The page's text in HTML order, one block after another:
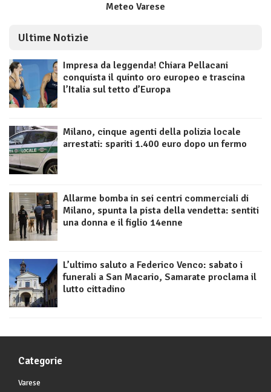
Meteo Varese
Ultime Notizie
Impresa da leggenda! Chiara Pellacani
conquista il quinto oro europeo e trascina
l’Italia sul tetto d’Europa
Milano, cinque agenti della polizia locale
arrestati: spariti 1.400 euro dopo un fermo
Allarme bomba in sei centri commerciali di
Milano, spunta la pista della vendetta: sentiti
una donna e il figlio 14enne
L’ultimo saluto a Federico Venco: sabato i
funerali a San Macario, Samarate proclama il
lutto cittadino
Categorie
Varese